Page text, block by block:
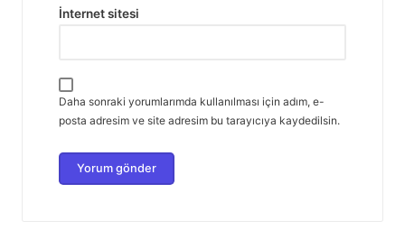
İnternet sitesi
Daha sonraki yorumlarımda kullanılması için adım, e-
posta adresim ve site adresim bu tarayıcıya kaydedilsin.